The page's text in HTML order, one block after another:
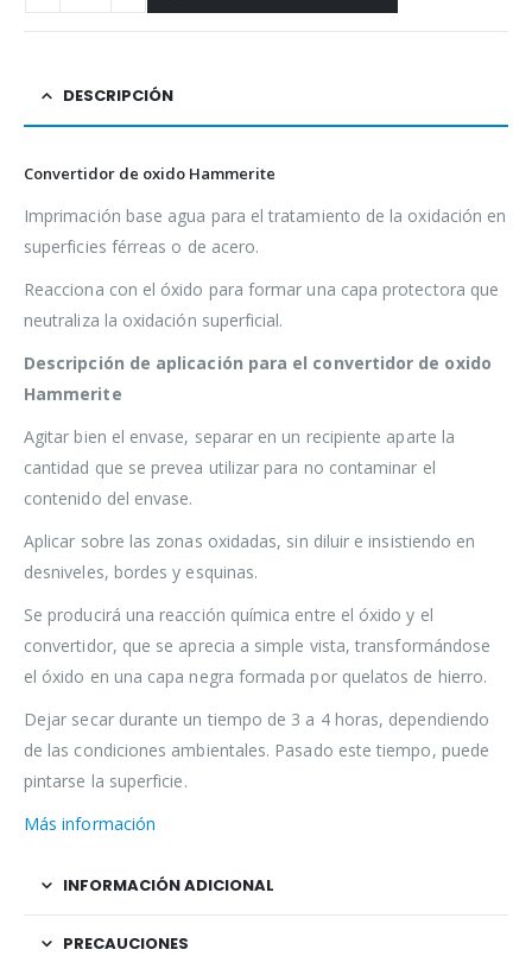
DESCRIPCIÓN
Convertidor de oxido Hammerite
Imprimación base agua para el tratamiento de la oxidación en
superficies férreas o de acero.
Reacciona con el óxido para formar una capa protectora que
neutraliza la oxidación superficial.
Descripción de aplicación para el convertidor de oxido
Hammerite
Agitar bien el envase, separar en un recipiente aparte la
cantidad que se prevea utilizar para no contaminar el
contenido del envase.
Aplicar sobre las zonas oxidadas, sin diluir e insistiendo en
desniveles, bordes y esquinas.
Se producirá una reacción química entre el óxido y el
convertidor, que se aprecia a simple vista, transformándose
el óxido en una capa negra formada por quelatos de hierro.
Dejar secar durante un tiempo de 3 a 4 horas, dependiendo
de las condiciones ambientales. Pasado este tiempo, puede
pintarse la superficie.
Más información
INFORMACIÓN ADICIONAL
PRECAUCIONES